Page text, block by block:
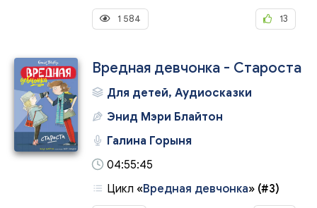
1 584 13
Вредная девчонка - Староста
Для детей, Аудиосказки
Энид Мэри Блайтон
Галина Горыня
04:55:45
Цикл «Вредная девчонка» (#3)